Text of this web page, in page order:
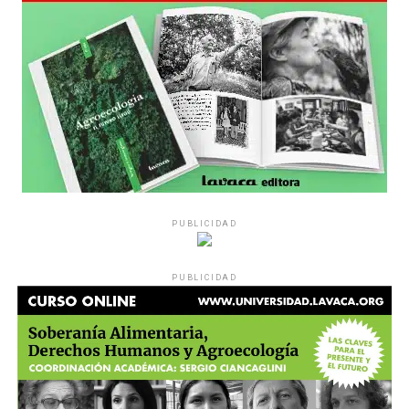
forma en que se dio el operativo es contrario a la
Constitución y a las leyes”.
El juez Martín Cormik efectivamente planteó que “el
Tribunal no desconoce ni es impasible a los desgraciados
hechos de público conocimiento sucedidos el 12/03/25
que no aparecen adecuados a los principios
republicanos que consagra la Constitución Nacional y
las normas supranacionales que constituyen la ley
PUBLICIDAD
PUBLICIDAD